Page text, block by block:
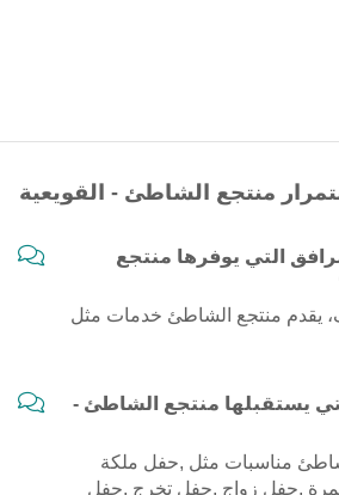
منتجع الشاطئ - القويعية
التي يوفرها منتجع
يقدم منتجع الشاطئ خدمات مثل
يستقبلها منتجع الشاطئ -
مناسبات مثل ,حفل ملكة
,حفل زواج ,حفل تخرج ,حفل